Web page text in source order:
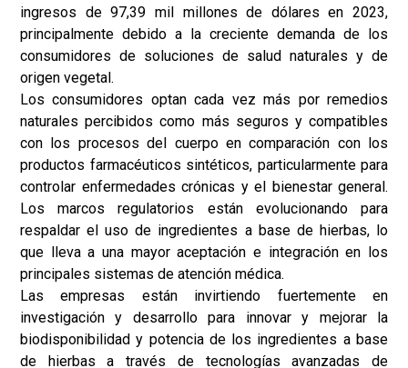
ingresos de 97,39 mil millones de dólares en 2023,
principalmente debido a la creciente demanda de los
consumidores de soluciones de salud naturales y de
origen vegetal.
Los consumidores optan cada vez más por remedios
naturales percibidos como más seguros y compatibles
con los procesos del cuerpo en comparación con los
productos farmacéuticos sintéticos, particularmente para
controlar enfermedades crónicas y el bienestar general.
Los marcos regulatorios están evolucionando para
respaldar el uso de ingredientes a base de hierbas, lo
que lleva a una mayor aceptación e integración en los
principales sistemas de atención médica.
Las empresas están invirtiendo fuertemente en
investigación y desarrollo para innovar y mejorar la
biodisponibilidad y potencia de los ingredientes a base
de hierbas a través de tecnologías avanzadas de